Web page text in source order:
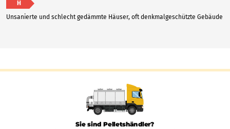
H
Unsanierte und schlecht gedämmte Häuser, oft denkmalgeschützte Gebäude
Sie sind Pelletshändler?